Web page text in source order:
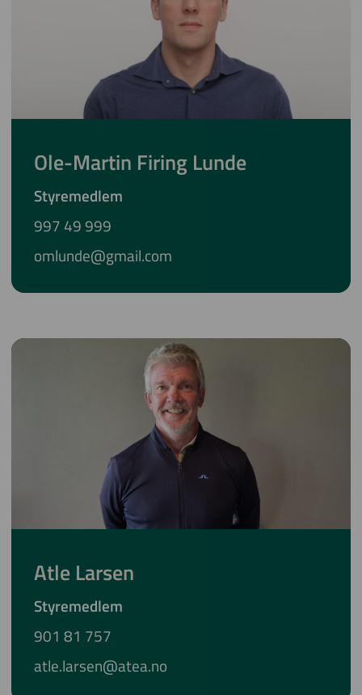
Ole-Martin Firing Lunde
Styremedlem
997 49 999
omlunde@gmail.com
Atle Larsen
Styremedlem
901 81 757
atle.larsen@atea.no